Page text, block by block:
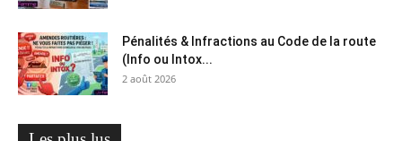
Pénalités & Infractions au Code de la route
(Info ou Intox...
2 août 2026